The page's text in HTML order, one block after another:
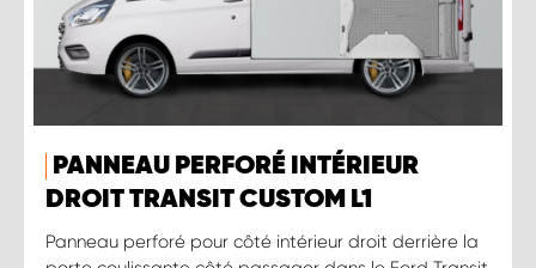
PANNEAU PERFORÉ INTÉRIEUR
DROIT TRANSIT CUSTOM L1
Panneau perforé pour côté intérieur droit derrière la